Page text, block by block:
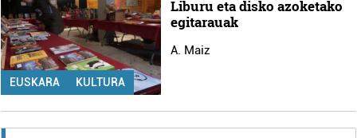
EUSKARA KULTURA
Liburu eta disko azoketako
egitarauak
A. Maiz